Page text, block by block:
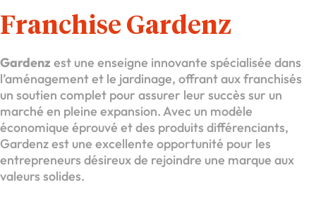
Franchise Gardenz
Gardenz est une enseigne innovante spécialisée dans
l’aménagement et le jardinage, offrant aux franchisés
un soutien complet pour assurer leur succès sur un
marché en pleine expansion. Avec un modèle
économique éprouvé et des produits différenciants,
Gardenz est une excellente opportunité pour les
entrepreneurs désireux de rejoindre une marque aux
valeurs solides.